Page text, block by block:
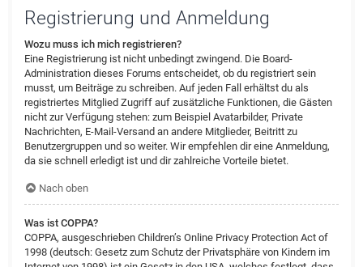
Registrierung und Anmeldung
Wozu muss ich mich registrieren?
Eine Registrierung ist nicht unbedingt zwingend. Die Board-
Administration dieses Forums entscheidet, ob du registriert sein
musst, um Beiträge zu schreiben. Auf jeden Fall erhältst du als
registriertes Mitglied Zugriff auf zusätzliche Funktionen, die Gästen
nicht zur Verfügung stehen: zum Beispiel Avatarbilder, Private
Nachrichten, E-Mail-Versand an andere Mitglieder, Beitritt zu
Benutzergruppen und so weiter. Wir empfehlen dir eine Anmeldung,
da sie schnell erledigt ist und dir zahlreiche Vorteile bietet.
Nach oben
Was ist COPPA?
COPPA, ausgeschrieben Children’s Online Privacy Protection Act of
1998 (deutsch: Gesetz zum Schutz der Privatsphäre von Kindern im